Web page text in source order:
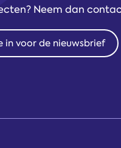
Neem dan
in voor de nieuwsbrief